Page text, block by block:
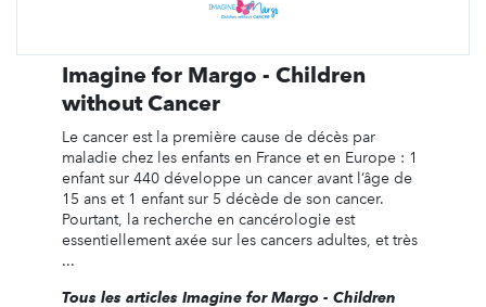
Imagine for Margo - Children
without Cancer
Le cancer est la première cause de décès par
maladie chez les enfants en France et en Europe : 1
enfant sur 440 développe un cancer avant l’âge de
15 ans et 1 enfant sur 5 décède de son cancer.
Pourtant, la recherche en cancérologie est
essentiellement axée sur les cancers adultes, et très
...
Tous les articles Imagine for Margo - Children